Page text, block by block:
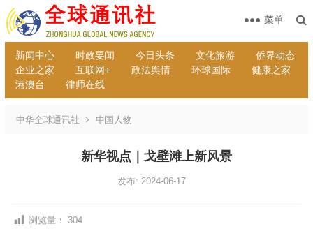
新闻中心 时政要闻 今日头条 文化旅游
侨界动态
企业之家
互联网+ 政法舆情 环球国际
健康之家
港澳台
律师在线
菜单
中华全球通讯社 中国人物
新华视点｜戈壁滩上新风景
发布: 2024-06-17
浏览量： 304